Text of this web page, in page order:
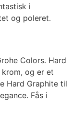
i
og poleret.
Colors. Hard
og er et
Hard Graphite til
Fås i